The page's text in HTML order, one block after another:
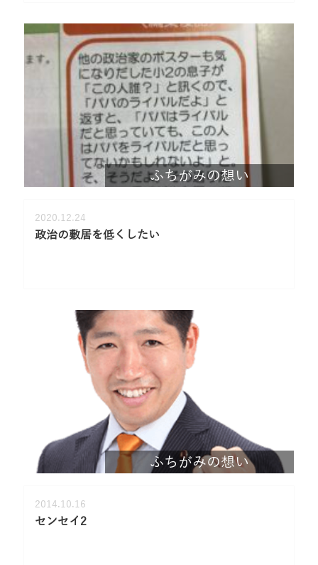
ふちがみの想い
2020.12.24
政治の敷居を低くしたい
ふちがみの想い
2014.10.16
センセイ2